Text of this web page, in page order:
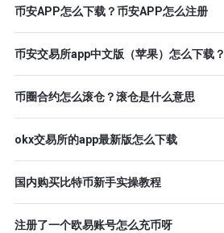
币安APP怎么下载？币安APP怎么注册
币安交易所app中文版（苹果）怎么下载？
币圈合约怎么滚仓？滚仓是什么意思
okx交易所的app最新版怎么下载
国内购买比特币新手实操教程
注册了一个欧易账号怎么充币呀